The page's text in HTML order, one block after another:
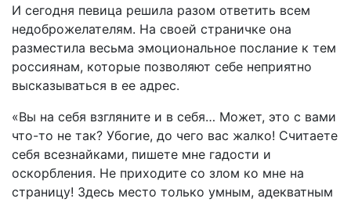
И сегодня певица решила разом ответить всем
недоброжелателям. На своей страничке она
разместила весьма эмоциональное послание к тем
россиянам, которые позволяют себе неприятно
высказываться в ее адрес.
«Вы на себя взгляните и в себя… Может, это с вами
что-то не так? Убогие, до чего вас жалко! Считаете
себя всезнайками, пишете мне гадости и
оскорбления. Не приходите со злом ко мне на
страницу! Здесь место только умным, адекватным